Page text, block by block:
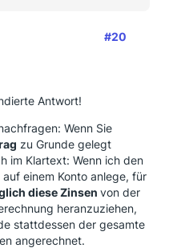
#20
Antwort!
Wenn Sie
zu Grunde gelegt
im Klartext: Wenn ich den
einem Konto anlege, für
diese Zinsen von der
heranzuziehen,
stattdessen der gesamte
angerechnet.